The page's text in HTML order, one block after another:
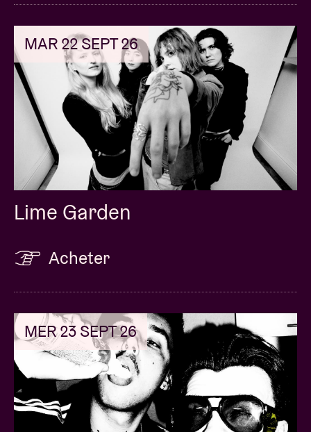
MAR 22 SEPT 26
Lime Garden
Acheter
MER 23 SEPT 26